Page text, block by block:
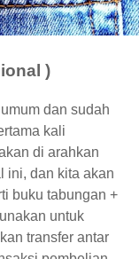
)
dan sudah
kali
di arahkan
ini, dan kita akan
buku tabungan +
untuk
transfer antar